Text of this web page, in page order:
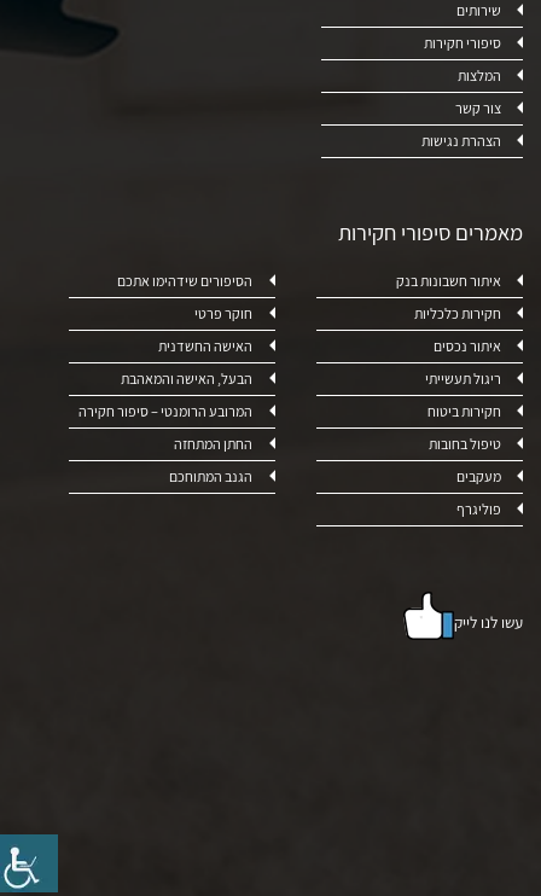
שירותים
סיפורי חקירות
המלצות
צור קשר
הצהרת נגישות
מאמרים סיפורי חקירות
איתור חשבונות בנק
חקירות כלכליות
איתור נכסים
ריגול תעשייתי
חקירות ביטוח
טיפול בחובות
מעקבים
פוליגרף
הסיפורים שידהימו אתכם
חוקר פרטי
האישה החשדנית
הבעל, האישה והמאהבת
המרובע הרומנטי – סיפור חקירה
החתן המתחזה
הגנב המתוחכם
עשו לנו לייק